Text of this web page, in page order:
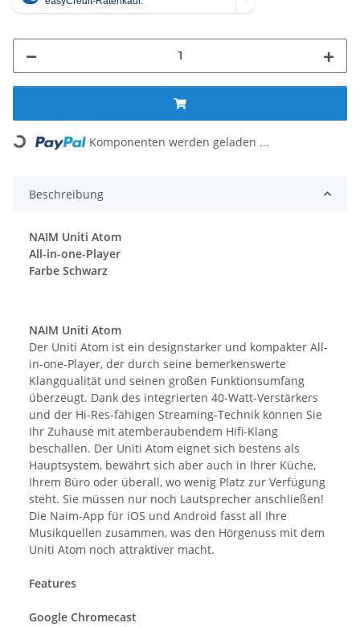
Komponenten werden geladen ...
Beschreibung
NAIM Uniti Atom
All-in-one-Player
Farbe Schwarz
NAIM Uniti Atom
Der Uniti Atom ist ein designstarker und kompakter All-
in-one-Player, der durch seine bemerkenswerte
Klangqualität und seinen großen Funktionsumfang
überzeugt. Dank des integrierten 40-Watt-Verstärkers
und der Hi-Res-fähigen Streaming-Technik können Sie
Ihr Zuhause mit atemberaubendem Hifi-Klang
beschallen. Der Uniti Atom eignet sich bestens als
Hauptsystem, bewährt sich aber auch in Ihrer Küche,
Ihrem Büro oder überall, wo wenig Platz zur Verfügung
steht. Sie müssen nur noch Lautsprecher anschließen!
Die Naim-App für iOS und Android fasst all Ihre
Musikquellen zusammen, was den Hörgenuss mit dem
Uniti Atom noch attraktiver macht.
Features
Google Chromecast